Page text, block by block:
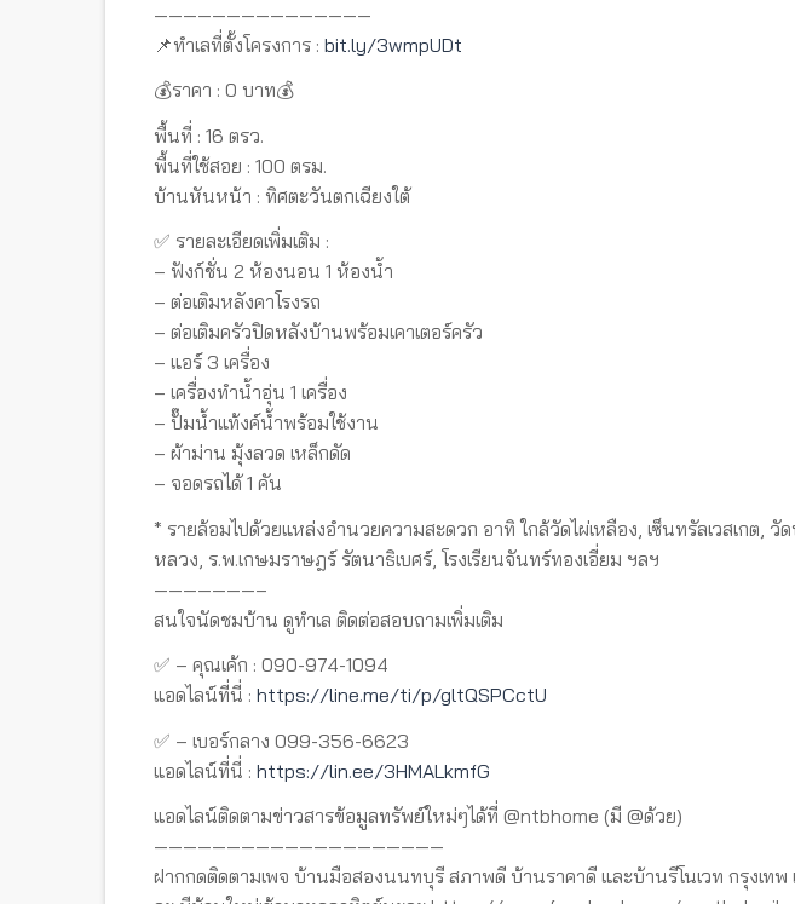
———————————————
📌ทำเลที่ตั้งโครงการ : bit.ly/3wmpUDt
💰ราคา : 0 บาท💰
พื้นที่ : 16 ตรว.
พื้นที่ใช้สอย : 100 ตรม.
บ้านหันหน้า : ทิศตะวันตกเฉียงใต้
✅ รายละเอียดเพิ่มเติม :
– ฟังก์ชั่น 2 ห้องนอน 1 ห้องน้ำ
– ต่อเติมหลังคาโรงรถ
– ต่อเติมครัวปิดหลังบ้านพร้อมเคาเตอร์ครัว
– แอร์ 3 เครื่อง
– เครื่องทำน้ำอุ่น 1 เครื่อง
– ปั๊มน้ำแท้งค์น้ำพร้อมใช้งาน
– ผ้าม่าน มุ้งลวด เหล็กดัด
– จอดรถได้ 1 คัน
* รายล้อมไปด้วยแหล่งอำนวยความสะดวก อาทิ ใกล้วัดไผ่เหลือง, เซ็นทรัลเวสเกต, วั
หลวง, ร.พ.เกษมราษฎร์ รัตนาธิเบศร์, โรงเรียนจันทร์ทองเอี่ยม ฯลฯ
———————–
สนใจนัดชมบ้าน ดูทำเล ติดต่อสอบถามเพิ่มเติม
✅ – คุณเค้ก : 090-974-1094
แอดไลน์ที่นี่ : https://line.me/ti/p/gltQSPCctU
✅ – เบอร์กลาง 099-356-6623
แอดไลน์ที่นี่ : https://lin.ee/3HMALkmfG
แอดไลน์ติดตามข่าวสารข้อมูลทรัพย์ใหม่ๆได้ที่ @ntbhome (มี @ด้วย)
————————————————————
ฝากกดติดตามเพจ บ้านมือสองนนทบุรี สภาพดี บ้านราคาดี และบ้านรีโนเวท กรุงเท